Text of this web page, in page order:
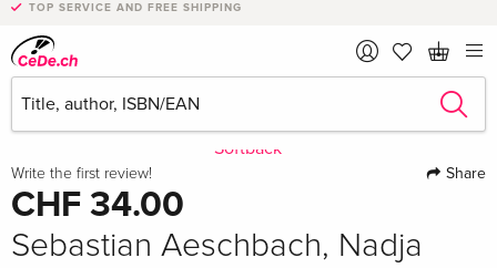
TOP SERVICE AND FREE SHIPPING
Write the first review! Share
CHF 34.00
Sebastian Aeschbach, Nadja